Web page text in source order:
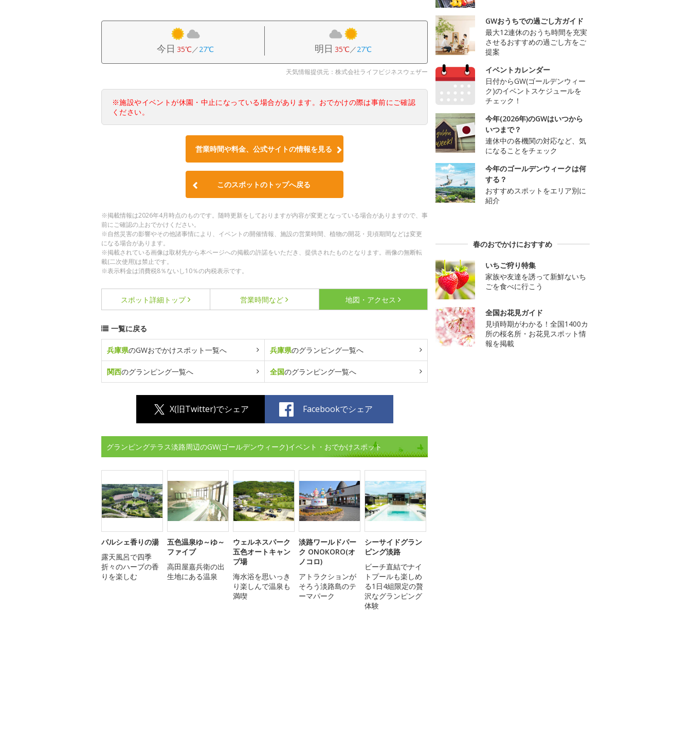
今日 35℃／27℃ 明日 35℃／27℃
天気情報提供元：株式会社ライフビジネスウェザー
※施設やイベントが休園・中止になっている場合があります。おでかけの際は事前にご確認
ください。
営業時間や料金、公式サイトの情報を見る
このスポットのトップへ戻る
※掲載情報は2026年4月時点のものです。随時更新をしておりますが内容が変更となっている場合がありますので、事
前にご確認の上おでかけください。
※自然災害の影響やその他諸事情により、イベントの開催情報、施設の営業時間、植物の開花・見頃期間などは変更
になる場合があります。
※掲載されている画像は取材先から本ページへの掲載の許諾をいただき、提供されたものとなります。画像の無断転
載(二次使用)は禁止です。
※表示料金は消費税8％ないし10％の内税表示です。
スポット詳細 トップ 営業時間など 地図・アクセス
一覧に戻る
兵庫県のGWおでかけスポット一覧へ 兵庫県のグランピング一覧へ
関西のグランピング一覧へ 全国のグランピング一覧へ
X(旧Twitter)でシェア Facebookでシェア
グランピングテラス淡路周辺のGW(ゴールデンウィーク)イベント・おでかけスポット
パルシェ香りの湯
露天風呂で四季
折々のハーブの香
りを楽しむ
五色温泉ゆ～ゆ～
ファイブ
高田屋嘉兵衛の出
生地にある温泉
ウェルネスパーク
五色オートキャン
プ場
海水浴を思いっき
り楽しんで温泉も
満喫
淡路ワールドパー
ク ONOKORO(オ
ノコロ)
アトラクションが
そろう淡路島のテ
ーマパーク
シーサイドグラン
ピング淡路
ビーチ直結でナイ
トプールも楽しめ
る1日4組限定の贅
沢なグランピング
体験
GWおうちでの過ごし方ガイド
最大12連休のおうち時間を充実
させるおすすめの過ごし方をご
提案
イベントカレンダー
日付からGW(ゴールデンウィー
ク)のイベントスケジュールを
チェック！
今年(2026年)のGWはいつから
いつまで？
連休中の各機関の対応など、気
になることをチェック
今年のゴールデンウィークは何
する？
おすすめスポットをエリア別に
紹介
春のおでかけにおすすめ
いちご狩り特集
家族や友達を誘って新鮮ないち
ごを食べに行こう
全国お花見ガイド
見頃時期がわかる！全国1400カ
所の桜名所・お花見スポット情
報を掲載